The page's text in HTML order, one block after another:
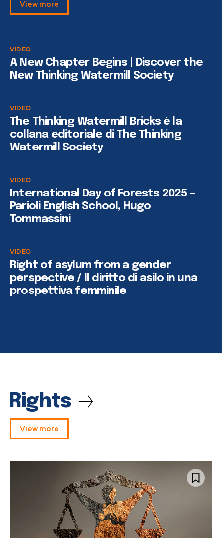
View more
VIDEO
A New Chapter Begins | Discover the
New Thinking Watermill Society
VIDEO
The Thinking Watermill Bricks è la
collana editoriale di The Thinking
Watermill Society
VIDEO
International Day of Forests 2025 –
Parioli English School, Hugo
Tommassini
VIDEO
Right of asylum from a gender
perspective / Il diritto di asilo in una
prospettiva femminile
Rights
View more